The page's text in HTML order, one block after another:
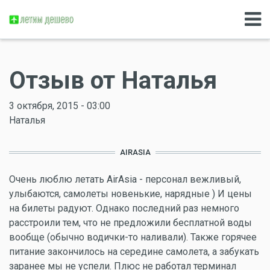
Отзыв от Наталья
3 октября, 2015 - 03:00
Наталья
AIRASIA
Очень люблю летать AirAsia - персонал вежливый,
улыбаются, самолеты новенькие, нарядные ) И цены
на билеты радуют. Однако последний раз немного
расстроили тем, что не предложили бесплатной воды
вообще (обычно водички-то наливали). Также горячее
питание закончилось на середине самолета, а забукать
заранее мы не успели. Плюс не работал терминал